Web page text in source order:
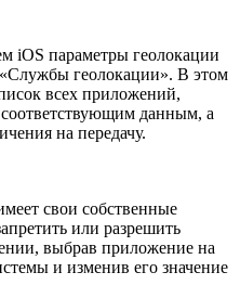
iOS параметры геолокации
геолокации». В этом
всех приложений,
данным, а
на передачу.
свои собственные
или разрешить
выбрав приложение на
и изменив его значение